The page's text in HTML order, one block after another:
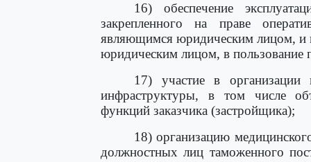
16) обеспечение
закрепленного на праве
являющимся юридическим лицом, и
юридическим лицом, в пользование
17) участие в организации
инфраструктуры, в том числе
функций заказчика (застройщика);
18) организацию
должностных лиц таможенного